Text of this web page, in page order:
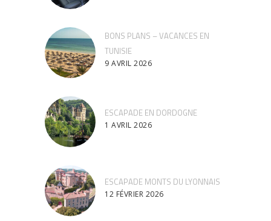
BONS PLANS – VACANCES EN
TUNISIE
9 AVRIL 2026
ESCAPADE EN DORDOGNE
1 AVRIL 2026
ESCAPADE MONTS DU LYONNAIS
12 FÉVRIER 2026